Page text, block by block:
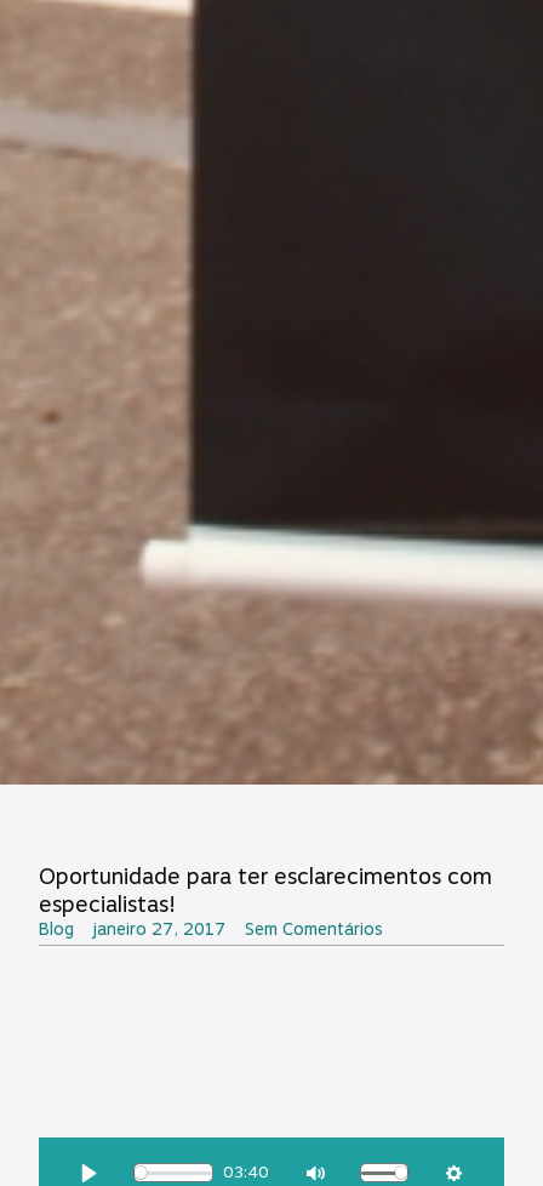
Oportunidade para ter esclarecimentos com
especialistas!
Blog janeiro 27, 2017 Sem Comentários
03:40